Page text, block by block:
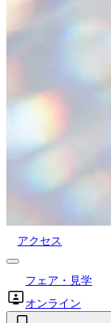
アクセス
フェア・見学
オンライン